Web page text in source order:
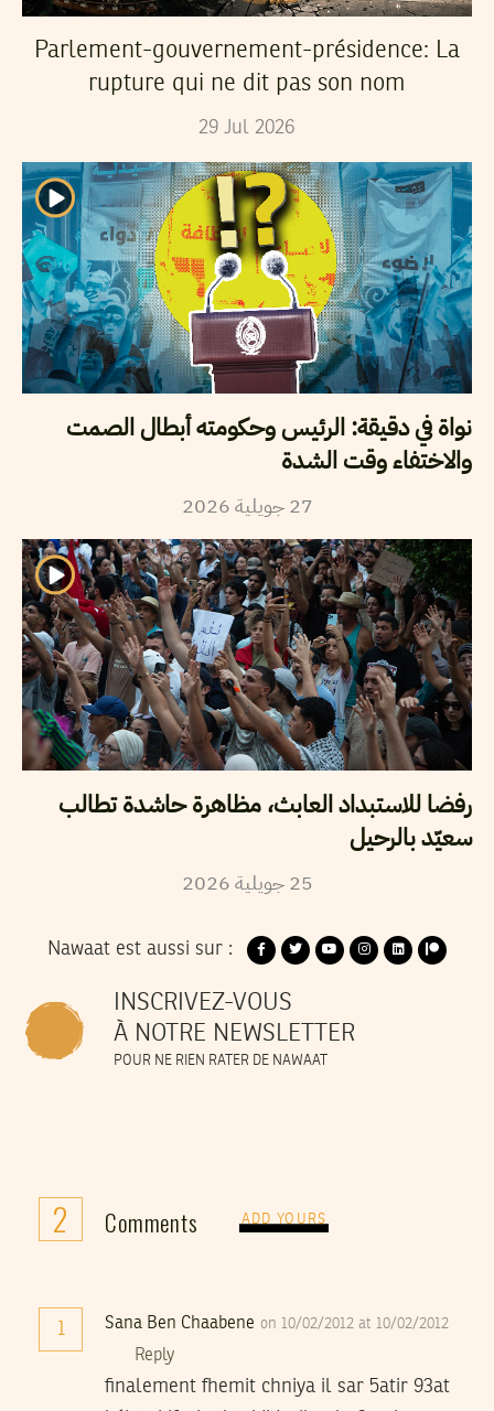
Parlement-gouvernement-présidence: La
rupture qui ne dit pas son nom
29 Jul 2026
نواة في دقيقة: الرئيس وحكومته أبطال الصمت
والاختفاء وقت الشدة
27 جويلية2026
رفضا للاستبداد العابث، مظاهرة حاشدة تطالب
سعيّد بالرحيل
25 جويلية2026
Nawaat est aussi sur :
INSCRIVEZ-VOUS
À NOTRE NEWSLETTER
POUR NE RIEN RATER DE NAWAAT
2 Comments ADD YOURS
1 Sana Ben Chaabene on 10/02/2012 at 10/02/2012
Reply
finalement fhemit chniya il sar 5atir 93at